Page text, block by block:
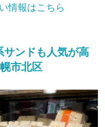
情報はこちら
ンドも人気が高
市北区